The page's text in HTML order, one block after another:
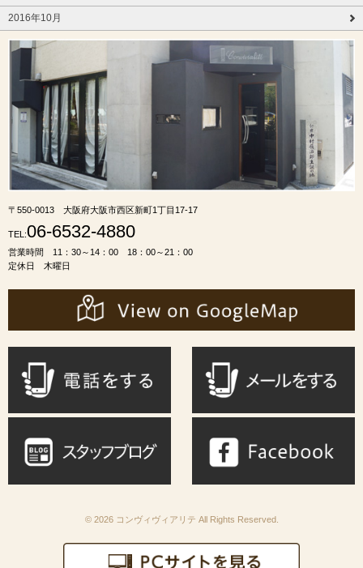
2016年10月
〒550-0013 大阪府大阪市西区新町1丁目17-17
TEL:06-6532-4880
営業時間 11：30～14：00 18：00～21：00
定休日 木曜日
© 2026 コンヴィヴィアリテ All Rights Reserved.